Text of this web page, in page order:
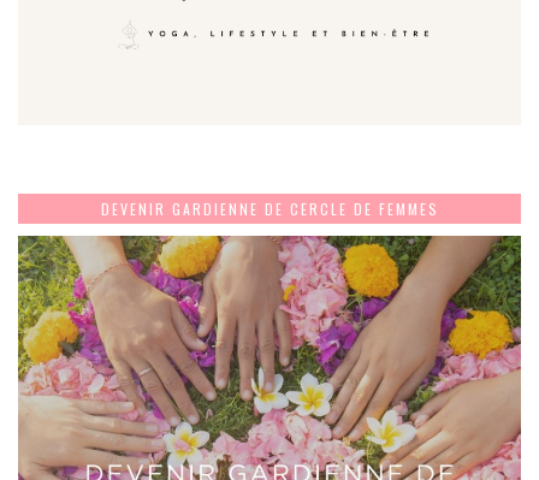
DEVENIR GARDIENNE DE CERCLE DE FEMMES